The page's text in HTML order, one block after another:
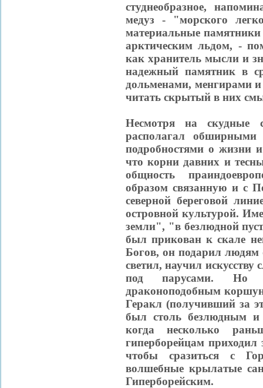
студнеобразное,
медуз - "морского
материальные
арктическим льдом, -
как хранитель мысли и
надежный памятник в
дольменами, менгирами
читать скрытый в них
Несмотря на скудные
располагал обширными
подробностями о жизни
что корни давних и
общность
образом связанную и с
северной береговой
островной культурой.
земли", "в безлюдной
был прикован к скале
Богов, он подарил людям
светил, научил
под парусами. Но
драконоподобным
Геракл (получивший за
был столь безлюдным и
когда несколько
гиперборейцам приходил
чтобы сразиться с
волшебные крылатые
Гиперборейским.